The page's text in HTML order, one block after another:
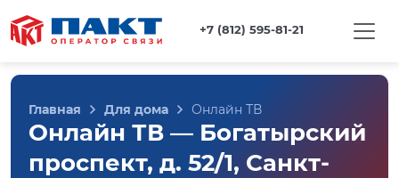
+7 (812) 595-81-21
Главная Для дома Онлайн ТВ
Онлайн ТВ — Богатырский
проспект, д. 52/1, Санкт-